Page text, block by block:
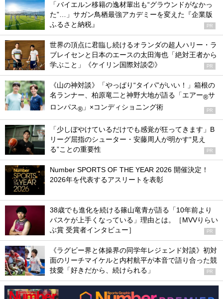
「バイエルン移籍の逸材輩出も“グラウンドがなかっ
た”…」サガン鳥栖最強アカデミーを変えた『企業版
ふるさと納税』
PR
世界の頂点に君臨し続けるオランダの超人ハリー・ラ
ブレイセンと日本のエースの太田海也「絶対王者から
学ぶこと」《ケイリン国際対談②》
PR
《山の神対談》「やっぱり“タイパ”がいい！」箱根の
名ランナー、柏原竜二と神野大地が語る「エアー®サ
ロンパス® 」×コンディショニング術 PR
「少しぼやけているだけでも感覚が狂ってきます」B
リーグ屈指のシューター・安藤周人が明かす“見え
る”ことの重要性
PR
Number SPORTS OF THE YEAR 2026 開催決定！
2026年を代表するアスリートを表彰
38歳でも進化を続ける篠山竜青が語る「10年前より
バスケが上手くなっている」理由とは。［MVVりらい
ぶ賞 受賞者インタビュー］
PR
《ラグビー界と体操界の同学年レジェンド対談》初対
面のリーチマイケルと内村航平が本音で語り合った競
技愛「好きだから、続けられる」
PR